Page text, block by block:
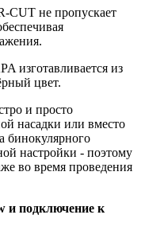
СUТ не пропускает
изготавливается из
цвет.
и просто
насадки или вместо
бинокулярного
настройки - поэтому
во время проведения
и подключение к